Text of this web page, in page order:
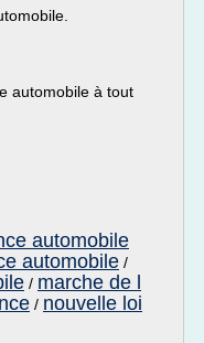
automobile à tout
automobile
automobile /
/ marche de l
/ nouvelle loi